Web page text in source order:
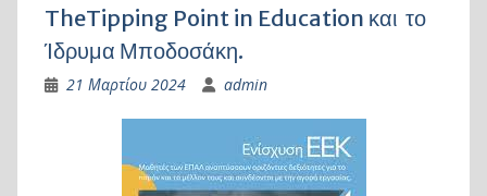
TheTipping Point in Education και το
Ίδρυμα Μποδοσάκη.
21 Μαρτίου 2024 admin